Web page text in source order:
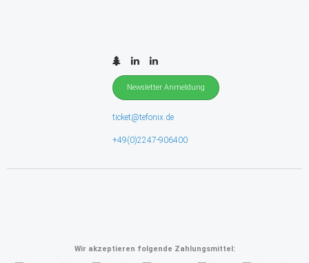
Newsletter Anmeldung
ticket@tefonix.de
+49(0)2247-906400
Wir akzeptieren folgende Zahlungsmittel: